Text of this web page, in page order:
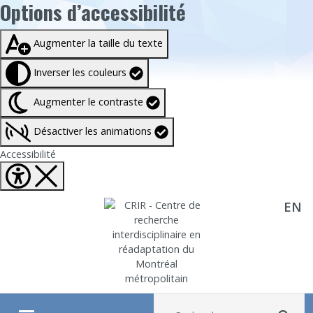
Options d’accessibilité
Taille du texte à100%
Augmenter la taille du texte
Inverser les couleurs
Augmenter le contraste
Désactiver les animations
Accessibilité
Aller directement au contenu EN